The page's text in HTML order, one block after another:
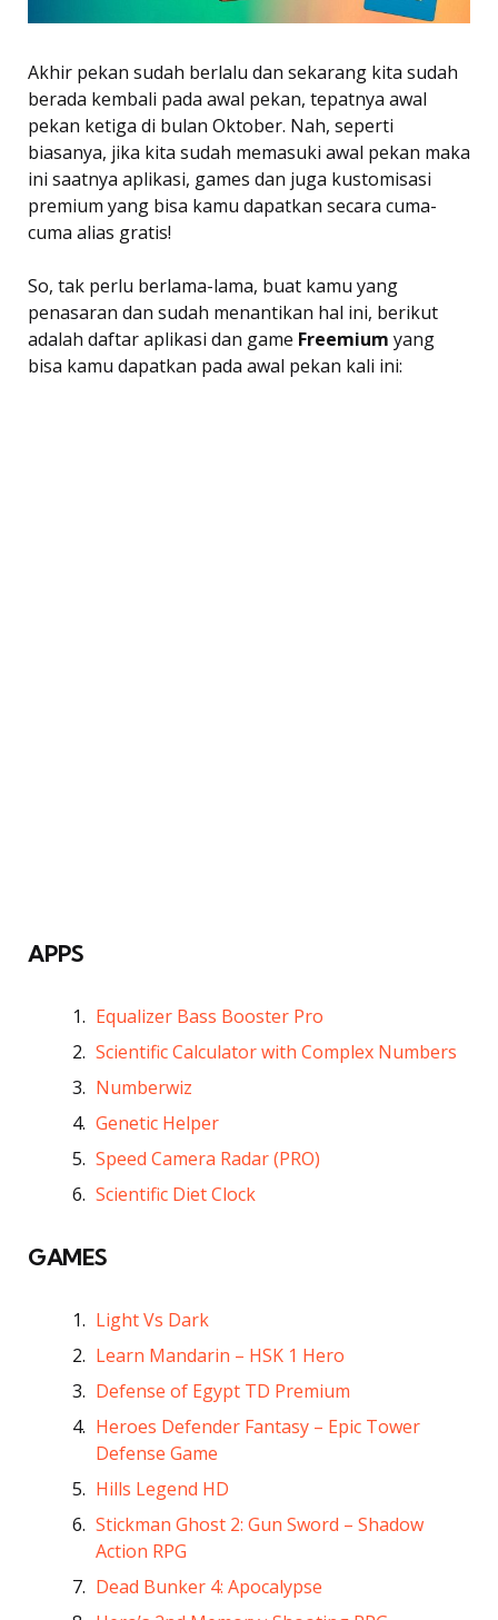
Akhir pekan sudah berlalu dan sekarang kita sudah
berada kembali pada awal pekan, tepatnya awal
pekan ketiga di bulan Oktober. Nah, seperti
biasanya, jika kita sudah memasuki awal pekan maka
ini saatnya aplikasi, games dan juga kustomisasi
premium yang bisa kamu dapatkan secara cuma-
cuma alias gratis!
So, tak perlu berlama-lama, buat kamu yang
penasaran dan sudah menantikan hal ini, berikut
adalah daftar aplikasi dan game  Freemium  yang
bisa kamu dapatkan pada awal pekan kali ini:
APPS
Equalizer Bass Booster Pro
Scientific Calculator with Complex Numbers
Numberwiz
Genetic Helper
Speed Camera Radar (PRO)
Scientific Diet Clock
GAMES
Light Vs Dark
Learn Mandarin – HSK 1 Hero
Defense of Egypt TD Premium
Heroes Defender Fantasy – Epic Tower
Defense Game
Hills Legend HD
Stickman Ghost 2: Gun Sword – Shadow
Action RPG
Dead Bunker 4: Apocalypse